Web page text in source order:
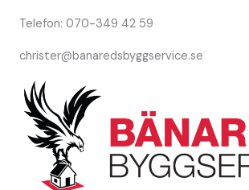
Telefon: 070-349 42 59
christer@banaredsbyggservice.se